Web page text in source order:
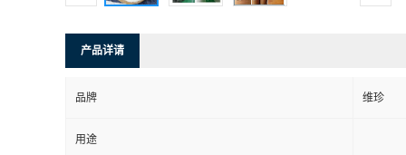
产品详请
品牌 维珍
用途